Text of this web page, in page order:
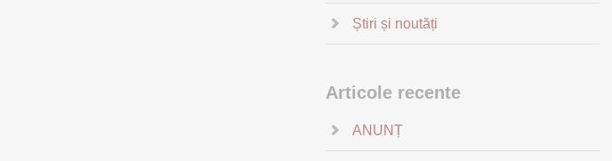
Știri și noutăți
Articole recente
ANUNȚ